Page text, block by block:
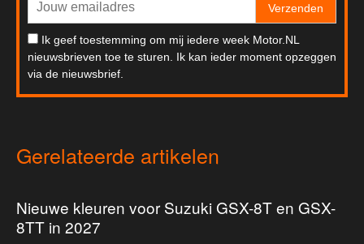
Verzenden
Ik geef toestemming om mij iedere week Motor.NL
nieuwsbrieven toe te sturen. Ik kan ieder moment opzeggen
via de nieuwsbrief.
Gerelateerde artikelen
Nieuwe kleuren voor Suzuki GSX-8T en GSX-
8TT in 2027